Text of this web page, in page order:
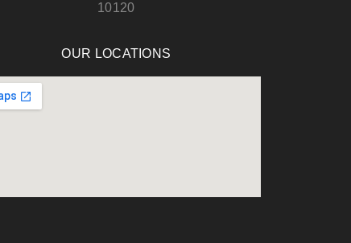
10120
OUR LOCATIONS